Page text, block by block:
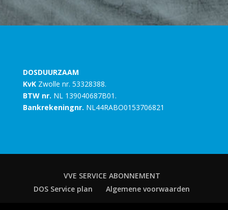
DOSDUURZAAM
KvKZwolle nr. 53328388.
BTW nr. NL 139040687B01.
Bankrekeningnr. NL44RABO0153706821
VVE SERVICE ABONNEMENT
DOS Service plan
Algemene voorwaarden